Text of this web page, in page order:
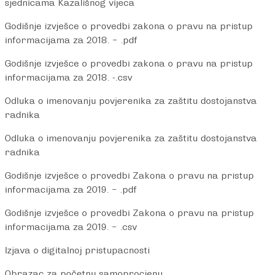
sjednicama Kazališnog vijeca
Godišnje izvješce o provedbi zakona o pravu na pristup
informacijama za 2018. – .pdf
Godišnje izvješce o provedbi zakona o pravu na pristup
informacijama za 2018. -.csv
Odluka o imenovanju povjerenika za zaštitu dostojanstva
radnika
Odluka o imenovanju povjerenika za zaštitu dostojanstva
radnika
Godišnje izvješce o provedbi Zakona o pravu na pristup
informacijama za 2019. – .pdf
Godišnje izvješce o provedbi Zakona o pravu na pristup
informacijama za 2019. – .csv
Izjava o digitalnoj pristupacnosti